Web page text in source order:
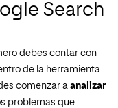
Search
debes contar con
de la herramienta.
comenzar a analizar
problemas que